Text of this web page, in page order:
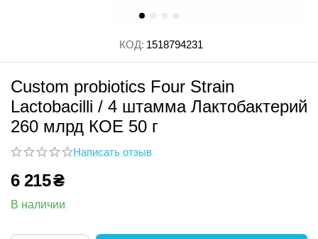
КОД: 1518794231
Custom probiotics Four Strain
Lactobacilli / 4 штамма Лактобактерий
260 млрд КОЕ 50 г
Написать отзыв
6 215₴
В наличии